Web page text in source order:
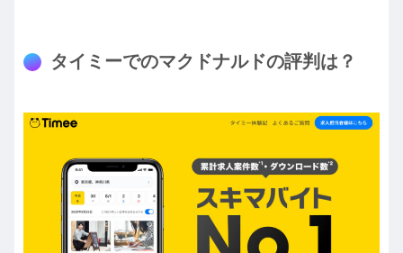
タイミーでのマクドナルドの評判は？